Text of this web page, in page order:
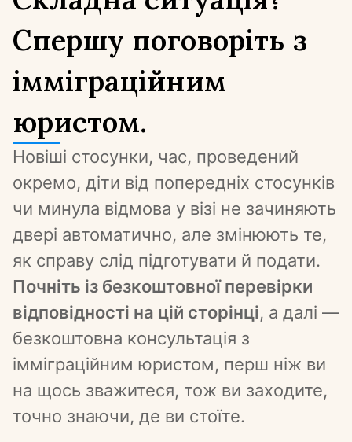
Спершу поговоріть з
імміграційним
юристом.
Новіші стосунки, час, проведений
окремо, діти від попередніх стосунків
чи минула відмова у візі не зачиняють
двері автоматично, але змінюють те,
Почніть із безкоштовної перевірки
відповідності на цій сторінці, а далі —
безкоштовна консультація з
імміграційним юристом, перш ніж ви
на щось зважитеся, тож ви заходите,
точно знаючи, де ви стоїте.